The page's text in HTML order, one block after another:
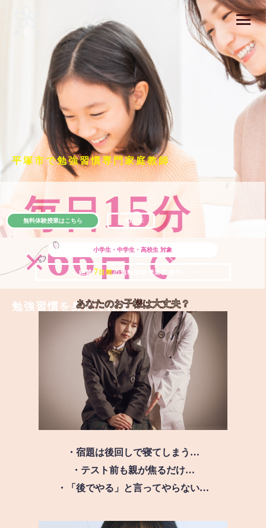
平塚市で勉強習慣専門家庭教師
毎日15分
×66日で
勉強習慣を身につける
小学生・中学生・高校生 対象
＼ 絶賛 7 日間の無料体験授業実施中!! ／
無料体験授業はこちら 公式LINE
あなたのお子様は大丈夫？
・宿題は後回しで寝てしまう…
・テスト前も親が焦るだけ…
・「後でやる」と言ってやらない…